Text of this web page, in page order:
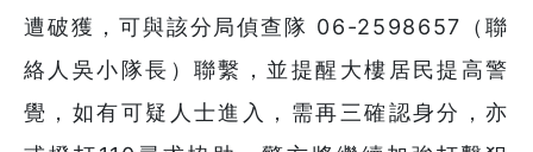
遭破獲，可與該分局偵查隊 06-2598657（聯
絡人吳小隊長）聯繫，並提醒大樓居民提高警
覺，如有可疑人士進入，需再三確認身分，亦